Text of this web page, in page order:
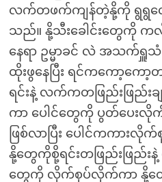
လက်တဖက်ကျန်တဲ့နို့ကို ရွရွလ
သည်။ နို့သီးခေါင်းတွေကို
နေရာ ဥမ္မာခင် လဲ အသက်ရှူသံ
ထိုးဖွနေပြီး ရင်ကကော့ကေ
ရင်းနဲ့ လက်ကတဖြည်းဖြည်း
ကာ ပေါင်တွေကို ပွတ်ပေးလို
ဖြစ်လာပြီး ပေါင်ကကား
နို့တွေကိုစို့ရင်းတဖြည်းဖြည်
တွေကို လိုက်စုပ်လိုက်ကာ နို့တွ